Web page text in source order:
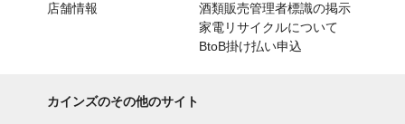
店舗情報
酒類販売管理者標識の掲示
家電リサイクルについて
BtoB掛け払い申込
カインズのその他のサイト